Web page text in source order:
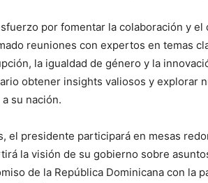
por fomentar la colaboración y
reuniones con expertos en temas
la igualdad de género y la
obtener insights valiosos y explorar
su nación.
el presidente participará en mesas
la visión de su gobierno sobre
de la República Dominicana con la